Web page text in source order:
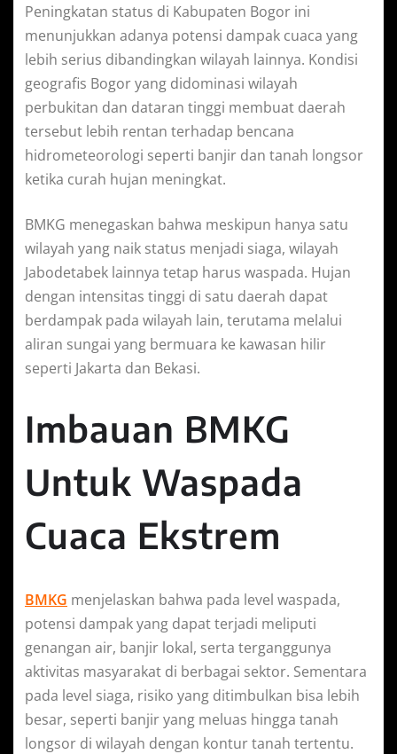
Peningkatan status di Kabupaten Bogor ini
menunjukkan adanya potensi dampak cuaca yang
lebih serius dibandingkan wilayah lainnya. Kondisi
geografis Bogor yang didominasi wilayah
perbukitan dan dataran tinggi membuat daerah
tersebut lebih rentan terhadap bencana
hidrometeorologi seperti banjir dan tanah longsor
ketika curah hujan meningkat.
BMKG menegaskan bahwa meskipun hanya satu
wilayah yang naik status menjadi siaga, wilayah
Jabodetabek lainnya tetap harus waspada. Hujan
dengan intensitas tinggi di satu daerah dapat
berdampak pada wilayah lain, terutama melalui
aliran sungai yang bermuara ke kawasan hilir
seperti Jakarta dan Bekasi.
Imbauan BMKG
Untuk Waspada
Cuaca Ekstrem
BMKG menjelaskan bahwa pada level waspada,
potensi dampak yang dapat terjadi meliputi
genangan air, banjir lokal, serta terganggunya
aktivitas masyarakat di berbagai sektor. Sementara
pada level siaga, risiko yang ditimbulkan bisa lebih
besar, seperti banjir yang meluas hingga tanah
longsor di wilayah dengan kontur tanah tertentu.